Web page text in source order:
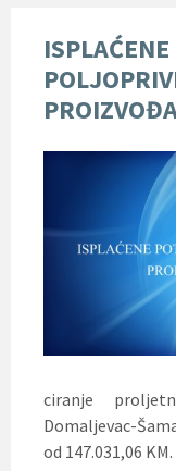
ciranje
Domaljevac-
od 147.031,06 KM.